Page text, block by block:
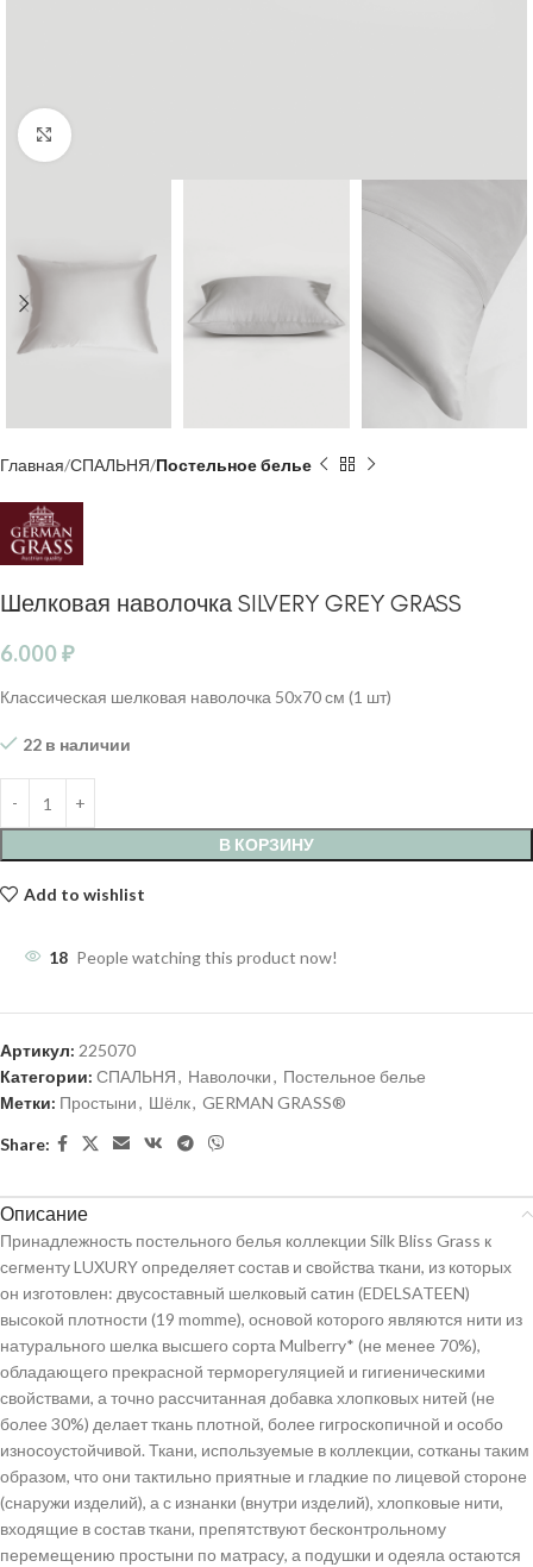
Click to enlarge
Главная СПАЛЬНЯ Постельное белье
Шелковая наволочка SILVERY GREY GRASS
6.000₽
Классическая шелковая наволочка 50х70 см (1 шт)
22 в наличии
В КОРЗИНУ
Add to wishlist
18 People watching this product now!
Артикул: 225070
Категории: СПАЛЬНЯ, Наволочки, Постельное белье
Метки: Простыни, Шёлк, GERMAN GRASS®
Share:
Описание
Принадлежность постельного белья коллекции Silk Bliss Grass к
сегменту LUXURY определяет состав и свойства ткани, из которых
он изготовлен: двусоставный шелковый сатин (EDELSATEEN)
высокой плотности (19 momme), основой которого являются нити из
натурального шелка высшего сорта Mulberry* (не менее 70%),
обладающего прекрасной терморегуляцией и гигиеническими
свойствами, а точно рассчитанная добавка хлопковых нитей (не
более 30%) делает ткань плотной, более гигроскопичной и особо
износоустойчивой. Ткани, используемые в коллекции, сотканы таким
образом, что они тактильно приятные и гладкие по лицевой стороне
(снаружи изделий), а с изнанки (внутри изделий), хлопковые нити,
входящие в состав ткани, препятствуют бесконтрольному
перемещению простыни по матрасу, а подушки и одеяла остаются